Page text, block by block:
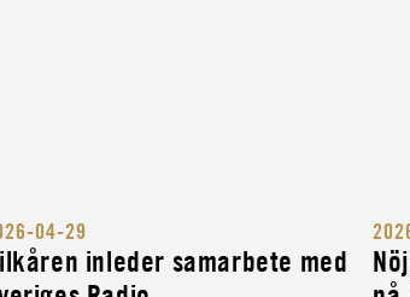
04-29
inleder samarbete med